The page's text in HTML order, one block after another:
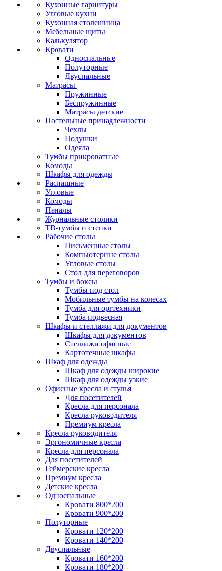
Кухонные гарнитуры
Угловые кухни
Кухонная столешница
Мебельные щиты
Калькулятор
Кровати
Односпальные
Полуторные
Двуспальные
Матрасы
Пружинные
Беспружинные
Матрасы детские
Постельные принадлежности
Чехлы
Подушки
Одеяла
Тумбы прикроватные
Комоды
Шкафы для одежды
Распашные
Угловые
Комоды
Пеналы
Журнальные столики
ТВ‑тумбы и стенки
Рабочие столы
Письменные столы
Компьютерные столы
Угловые столы
Стол для переговоров
Тумбы и боксы
Тумбы под стол
Мобильные тумбы на колесах
Тумба для оргтехники
Тумба подвесная
Шкафы и стеллажи для документов
Шкафы для документов
Стеллажи офисные
Картотечные шкафы
Шкаф для одежды
Шкаф для одежды широкие
Шкаф для одежды узкие
Офисные кресла и стулья
Для посетителей
Кресла для персонала
Кресла руководителя
Премиум кресла
Кресла руководителя
Эргономичные кресла
Кресла для персонала
Для посетителей
Геймерские кресла
Премиум кресла
Детские кресла
Односпальные
Кровати 800*200
Кровати 900*200
Полуторные
Кровати 120*200
Кровати 140*200
Двуспальные
Кровати 160*200
Кровати 180*200